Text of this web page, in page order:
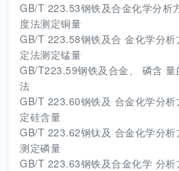
GB/T 223.53钢铁及合金化学分析
度法测定铜量
GB/T 223.58钢铁及合 金化学分
定法测定锰量
GB/T223.59钢铁及合金、 磷含
法
GB/T 223.60钢铁及 合金化学分析
定硅含量
GB/T 223.62钢钛及 合金化学分
测定磷量
GB/T 223.63钢铁及合金化学 分